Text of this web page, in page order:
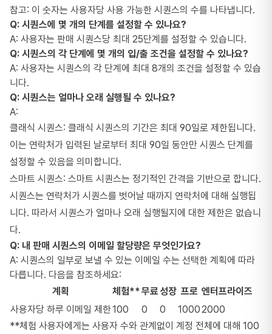
참고: 이 숫자는 사용자당 사용 가능한 시퀀스의 수를 나타냅니다.
Q: 시퀀스에 몇 개의 단계를 설정할 수 있나요?
A: 사용자는 판매 시퀀스당 최대 25단계를 설정할 수 있습니다.
Q: 시퀀스의 각 단계에 몇 개의 입/출 조건을 설정할 수 있나요?
A: 사용자는 시퀀스의 각 단계에 최대 8개의 조건을 설정할 수 있습
니다.
Q: 시퀀스는 얼마나 오래 실행될 수 있나요?
A:
클래식 시퀀스: 클래식 시퀀스의 기간은 최대 90일로 제한됩니다.
이는 연락처가 입력된 날로부터 최대 90일 동안만 시퀀스 단계를
설정할 수 있음을 의미합니다.
스마트 시퀀스: 스마트 시퀀스는 정기적인 간격을 기반으로 합니다.
시퀀스는 연락처가 시퀀스를 벗어날 때까지 연락처에 대해 실행됩
니다. 따라서 시퀀스가 얼마나 오래 실행될지에 대한 제한은 없습니
다.
Q: 내 판매 시퀀스의 이메일 할당량은 무엇인가요?
A: 시퀀스의 일부로 보낼 수 있는 이메일 수는 선택한 계획에 따라
다릅니다. 다음을 참조하세요:
계획
체험**무료 성장 프로 엔터프라이즈
사용자당 하루 이메일 제한100 0 0 10002000
**체험 사용자에게는 사용자 수와 관계없이 계정 전체에 대해 100